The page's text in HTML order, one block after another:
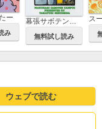
ー
み 無料試し読み
ウェブで読む